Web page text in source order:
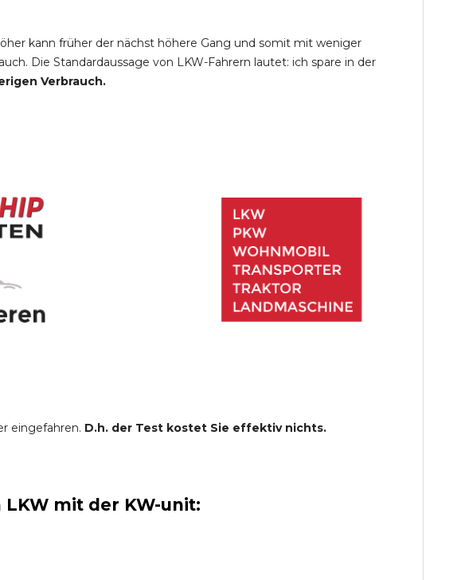
kann früher der nächst höhere Gang und somit mit weniger
Die Standardaussage von LKW-Fahrern lautet: ich spare in der
Verbrauch.
eingefahren. D.h. der Test kostet Sie effektiv nichts.
mit der KW-unit: